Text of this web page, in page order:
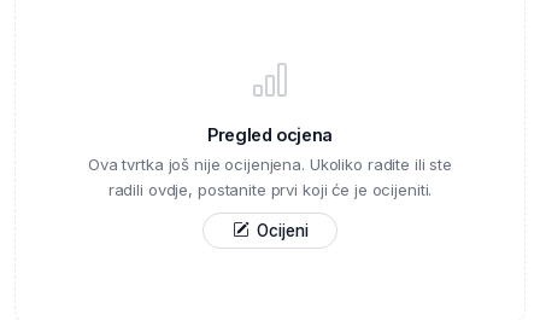
Pregled ocjena
Ova tvrtka još nije ocijenjena. Ukoliko radite ili ste
radili ovdje, postanite prvi koji će je ocijeniti.
Ocijeni